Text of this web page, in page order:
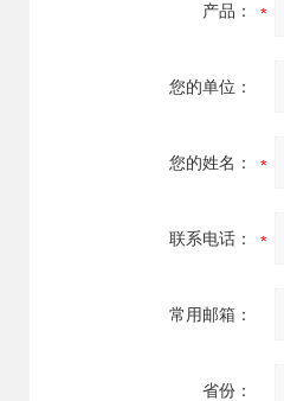
产品：
您的单位：
您的姓名：
联系电话：
常用邮箱：
省份：